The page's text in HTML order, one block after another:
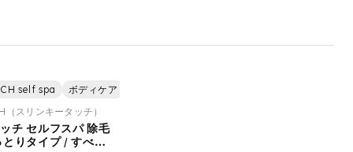
self spa ボディケア
スリンキータッチ）
チ セルフスパ 除毛
りタイプ / すべす